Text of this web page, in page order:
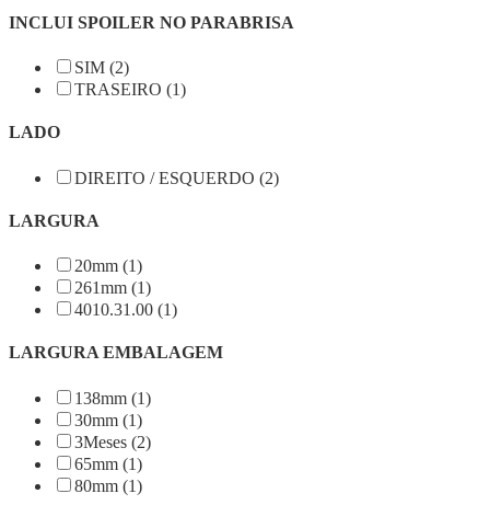
INCLUI SPOILER NO PARABRISA
SIM (2)
TRASEIRO (1)
LADO
DIREITO / ESQUERDO (2)
LARGURA
20mm (1)
261mm (1)
4010.31.00 (1)
LARGURA EMBALAGEM
138mm (1)
30mm (1)
3Meses (2)
65mm (1)
80mm (1)